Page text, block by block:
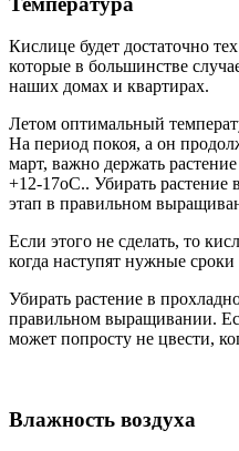
Кислице будет достаточно
которые в большинстве
наших домах и квартирах.
Летом оптимальный
На период покоя, а он
март, важно держать
+12-17оС.. Убирать растение
этап в правильном
Если этого не сделать, то
когда наступят нужные сроки
Убирать растение в
правильном выращивании.
может попросту не цвести,
Влажность воздуха